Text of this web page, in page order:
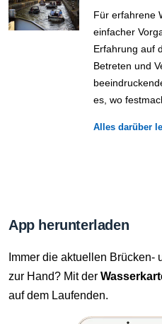
Für erfahrene
einfacher
Erfahrung auf
Betreten und
es, wo
Alles darüber
App herunterladen
Immer die aktuellen Brücken-
zur Hand? Mit der
auf dem Laufenden.